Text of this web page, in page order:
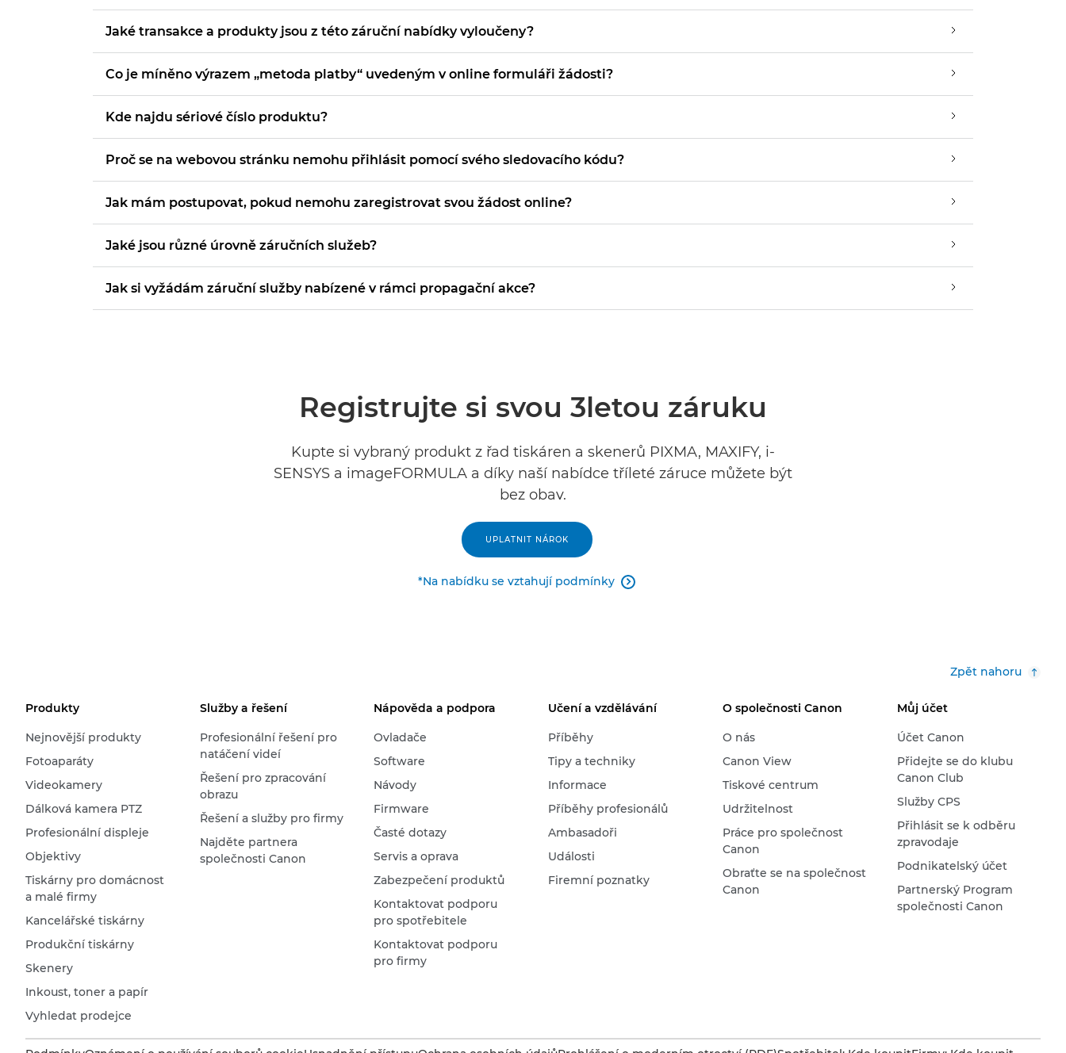
Jaké transakce a produkty jsou z této záruční nabídky vyloučeny?
Co je míněno výrazem „metoda platby“ uvedeným v online formuláři žádosti?
Kde najdu sériové číslo produktu?
Proč se na webovou stránku nemohu přihlásit pomocí svého sledovacího kódu?
Jak mám postupovat, pokud nemohu zaregistrovat svou žádost online?
Jaké jsou různé úrovně záručních služeb?
Jak si vyžádám záruční služby nabízené v rámci propagační akce?
Registrujte si svou 3letou záruku
Kupte si vybraný produkt z řad tiskáren a skenerů PIXMA, MAXIFY, i-
SENSYS a imageFORMULA a díky naší nabídce tříleté záruce můžete být
bez obav.
UPLATNIT NÁROK
*Na nabídku se vztahují podmínky 
Zpět nahoru
Produkty
Nejnovější produkty
Fotoaparáty
Videokamery
Dálková kamera PTZ
Profesionální displeje
Objektivy
Tiskárny pro domácnost
a malé firmy
Kancelářské tiskárny
Produkční tiskárny
Skenery
Inkoust, toner a papír
Vyhledat prodejce
Služby a řešení
Profesionální řešení pro
natáčení videí
Řešení pro zpracování
obrazu
Řešení a služby pro firmy
Najděte partnera
společnosti Canon
Nápověda a podpora
Ovladače
Software
Návody
Firmware
Časté dotazy
Servis a oprava
Zabezpečení produktů
Kontaktovat podporu
pro spotřebitele
Kontaktovat podporu
pro firmy
Učení a vzdělávání
Příběhy
Tipy a techniky
Informace
Příběhy profesionálů
Ambasadoři
Události
Firemní poznatky
O společnosti Canon
O nás
Canon View
Tiskové centrum
Udržitelnost
Práce pro společnost
Canon
Obraťte se na společnost
Canon
Můj účet
Účet Canon
Přidejte se do klubu
Canon Club
Služby CPS
Přihlásit se k odběru
zpravodaje
Podnikatelský účet
Partnerský Program
společnosti Canon